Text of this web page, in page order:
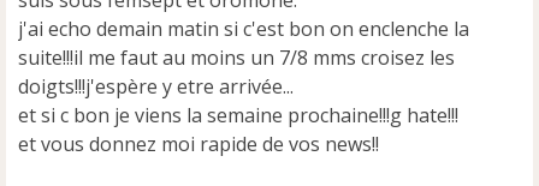
j'ai echo demain matin si c'est bon on enclenche la
suite!!!il me faut au moins un 7/8 mms croisez les
doigts!!!j'espère y etre arrivée...
et si c bon je viens la semaine prochaine!!!g hate!!!
et vous donnez moi rapide de vos news!!